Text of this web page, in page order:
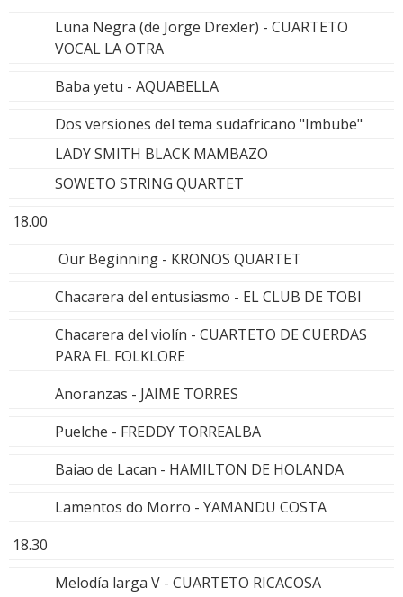
Luna Negra (de Jorge Drexler) - CUARTETO
VOCAL LA OTRA
Baba yetu - AQUABELLA
Dos versiones del tema sudafricano "Imbube"
LADY SMITH BLACK MAMBAZO
SOWETO STRING QUARTET
18.00
Our Beginning - KRONOS QUARTET
Chacarera del entusiasmo - EL CLUB DE TOBI
Chacarera del violín - CUARTETO DE CUERDAS
PARA EL FOLKLORE
Anoranzas - JAIME TORRES
Puelche - FREDDY TORREALBA
Baiao de Lacan - HAMILTON DE HOLANDA
Lamentos do Morro - YAMANDU COSTA
18.30
Melodía larga V - CUARTETO RICACOSA